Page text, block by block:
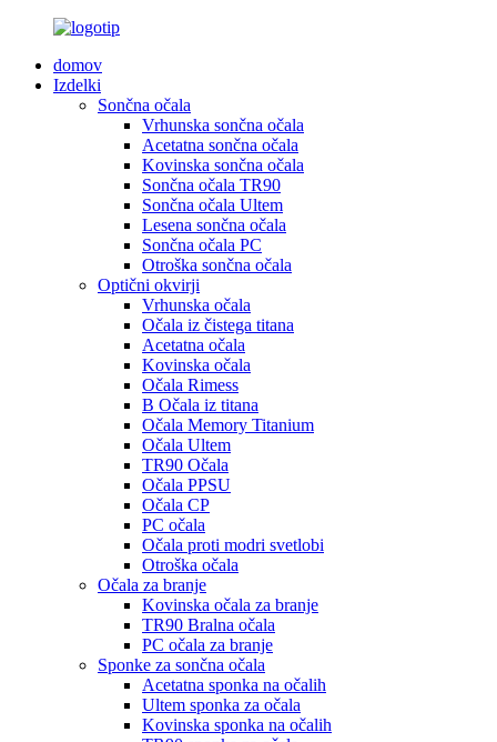
domov
Izdelki
Sončna očala
Vrhunska sončna očala
Acetatna sončna očala
Kovinska sončna očala
Sončna očala TR90
Sončna očala Ultem
Lesena sončna očala
Sončna očala PC
Otroška sončna očala
Optični okvirji
Vrhunska očala
Očala iz čistega titana
Acetatna očala
Kovinska očala
Očala Rimess
B Očala iz titana
Očala Memory Titanium
Očala Ultem
TR90 Očala
Očala PPSU
Očala CP
PC očala
Očala proti modri svetlobi
Otroška očala
Očala za branje
Kovinska očala za branje
TR90 Bralna očala
PC očala za branje
Sponke za sončna očala
Acetatna sponka na očalih
Ultem sponka za očala
Kovinska sponka na očalih